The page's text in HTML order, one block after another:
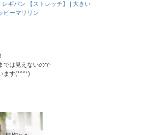
レギパン 【ストレッチ】 | 大きい
ピーマリリン
では見えないので
ます(*^^*)